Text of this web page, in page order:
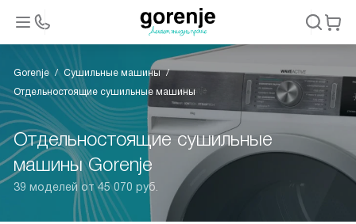
Gorenje
Сушильные машины
Отдельностоящие сушильные машины
Отдельностоящие сушильные
машины Gorenje
39 моделей от 45 070 руб.